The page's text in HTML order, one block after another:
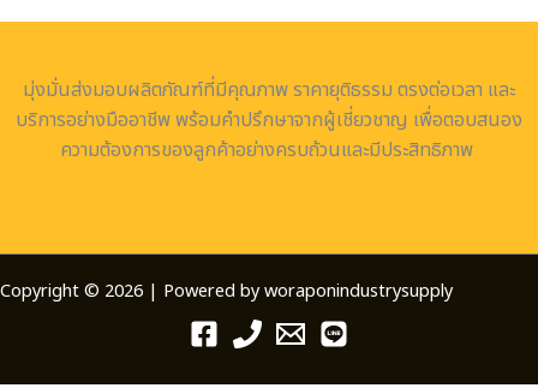
มุ่งมั่นส่งมอบผลิตภัณฑ์ที่มีคุณภาพ ราคายุติธรรม ตรงต่อเวลา และ
บริการอย่างมืออาชีพ พร้อมคำปรึกษาจากผู้เชี่ยวชาญ เพื่อตอบสนอง
ความต้องการของลูกค้าอย่างครบถ้วนและมีประสิทธิภาพ
Copyright © 2026 | Powered by woraponindustrysupply